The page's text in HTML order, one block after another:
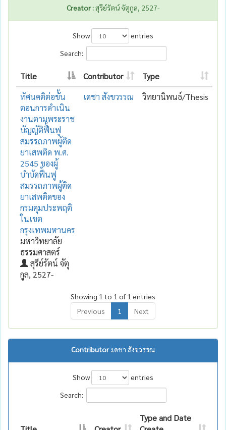
Creator :สุรีย์รัตน์ จัตุกูล, 2527-
Show
entries
Search:
Title Contributor
Type
ทัศนคติต่อขั้น
ตอนการดำเนิน
งานตามพระราช
บัญญัติฟื้นฟู
สมรรถภาพผู้ติด
ยาเสพติด พ.ศ.
2545 ของผู้
บำบัดฟื้นฟู
สมรรถภาพผู้ติด
ยาเสพติดของ
กรมคุมประพฤติ
ในเขต
กรุงเทพมหานคร
มหาวิทยาลัย
ธรรมศาสตร์
สุรีย์รัตน์ จัตุ
กูล, 2527-
เดชา สังขวรรณ วิทยานิพนธ์/Thesis
Showing 1 to 1 of 1 entries
Previous
1 Next
Contributor :เดชา สังขวรรณ
Show
entries
Search:
Type and Date